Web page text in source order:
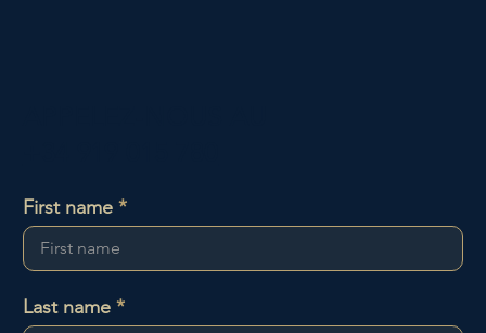
First name
Last name